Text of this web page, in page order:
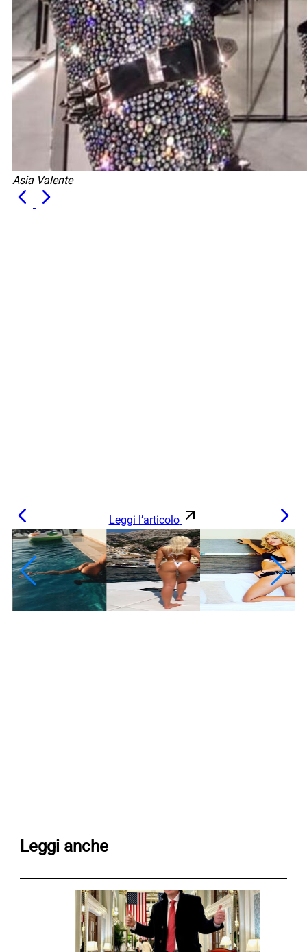
Asia Valente
Leggi l’articolo
Leggi anche